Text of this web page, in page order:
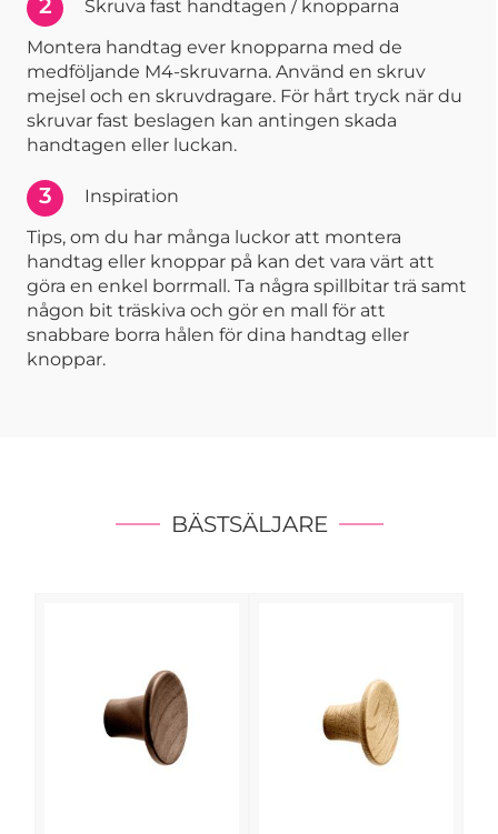
Skruva fast handtagen / knopparna
Montera handtag ever knopparna med de
medföljande M4-skruvarna. Använd en skruv
mejsel och en skruvdragare. För hårt tryck när du
skruvar fast beslagen kan antingen skada
handtagen eller luckan.
3
Inspiration
Tips, om du har många luckor att montera
handtag eller knoppar på kan det vara värt att
göra en enkel borrmall. Ta några spillbitar trä samt
någon bit träskiva och gör en mall för att
snabbare borra hålen för dina handtag eller
knoppar.
BÄSTSÄLJARE